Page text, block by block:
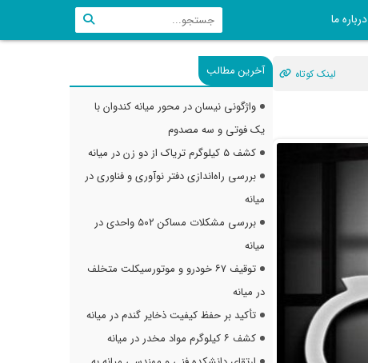
درباره ما
لینک کوتاه آخرین مطالب
واژگونی نیسان در محور میانه کندوان با
یک فوتی و سه مصدوم
کشف ۵ کیلوگرم تریاک از دو زن در میانه
بررسی راه‌اندازی دفتر نوآوری و فناوری در
میانه
بررسی مشکلات مساکن ۵۰۲ واحدی در
میانه
توقیف ۶۷ خودرو و موتورسیکلت متخلف
در میانه
تأکید بر حفظ کیفیت ذخایر گندم در میانه
کشف ۶ کیلوگرم مواد مخدر در میانه